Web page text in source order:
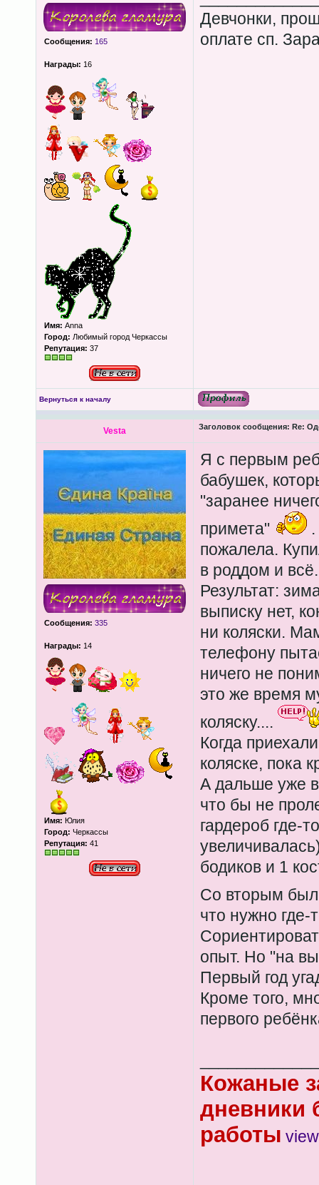
Сообщения: 165
Награды: 16
Имя: Anna
Город: Любимый город Черкассы
Репутация: 37
Девчонки,
оплате сп.
Вернуться к началу
Vesta Заголовок сообщения: Re:
Сообщения: 335
Награды: 14
Имя: Юлия
Город: Черкассы
Репутация: 41
Я с первым
бабушек,
"заранее
примета"
.
пожалела.
в роддом и всё.
Результат:
выписку нет,
ни коляски.
телефону
ничего не
это же время
коляску....
Когда
коляске, пока
А дальше уже
что бы не
гардероб где-
бодиков и 1
Со вторым
что нужно где-
опыт. Но "на
Первый год
Кроме того,
первого
Кожаные
дневники
работы